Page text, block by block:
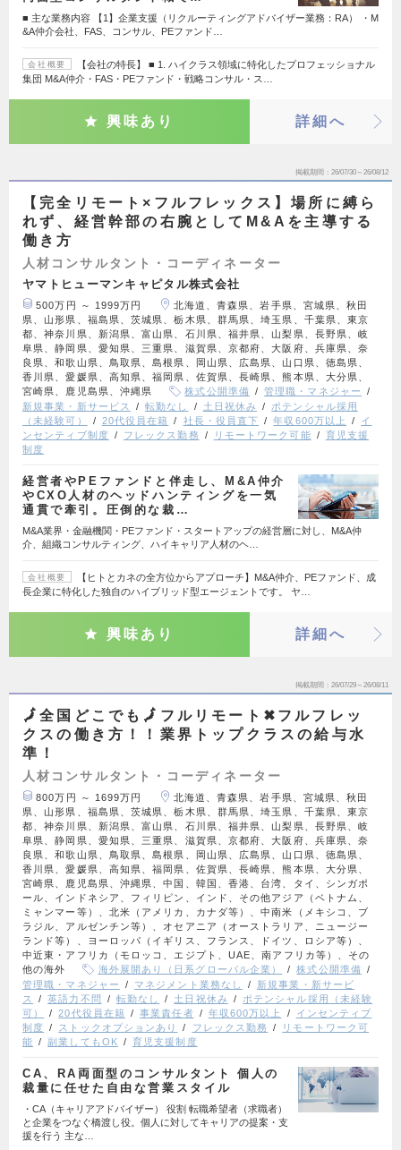
■ 主な業務内容 【1】企業支援（リクルーティングアドバイザー業務：RA） ・M
&A仲介会社、FAS、コンサル、PEファンド…
会社概要
【会社の特長】 ■ 1. ハイクラス領域に特化したプロフェッショナル
集団 M&A仲介・FAS・PEファンド・戦略コンサル・ス…
興味あり 詳細へ
掲載期間 26/07/30～26/08/12
【完全リモート×フルフレックス】場所に縛ら
れず、経営幹部の右腕としてM&Aを主導する
働き方
人材コンサルタント・コーディネーター
ヤマトヒューマンキャピタル株式会社
500万円 ～ 1999万円
北海道、青森県、岩手県、宮城県、秋田
県、山形県、福島県、茨城県、栃木県、群馬県、埼玉県、千葉県、東京
都、神奈川県、新潟県、富山県、石川県、福井県、山梨県、長野県、岐
阜県、静岡県、愛知県、三重県、滋賀県、京都府、大阪府、兵庫県、奈
良県、和歌山県、鳥取県、島根県、岡山県、広島県、山口県、徳島県、
香川県、愛媛県、高知県、福岡県、佐賀県、長崎県、熊本県、大分県、
宮崎県、鹿児島県、沖縄県
株式公開準備
管理職・マネジャー
新規事業・新サービス
転勤なし 土日祝休み
ポテンシャル採用
（未経験可）
20代役員在籍 社長・役員直下 年収600万以上
イ
ンセンティブ制度
フレックス勤務 リモートワーク可能
育児支援
制度
経営者やPEファンドと伴走し、M&A仲介
やCXO人材のヘッドハンティングを一気
通貫で牽引。圧倒的な裁…
M&A業界・金融機関・PEファンド・スタートアップの経営層に対し、M&A仲
介、組織コンサルティング、ハイキャリア人材のヘ…
会社概要
【ヒトとカネの全方位からアプローチ】M&A仲介、PEファンド、成
長企業に特化した独自のハイブリッド型エージェントです。 ヤ…
興味あり 詳細へ
掲載期間 26/07/29～26/08/11
🗾全国どこでも🗾フルリモート✖︎フルフレッ
クスの働き方！！業界トップクラスの給与水
準！
人材コンサルタント・コーディネーター
800万円 ～ 1699万円
北海道、青森県、岩手県、宮城県、秋田
県、山形県、福島県、茨城県、栃木県、群馬県、埼玉県、千葉県、東京
都、神奈川県、新潟県、富山県、石川県、福井県、山梨県、長野県、岐
阜県、静岡県、愛知県、三重県、滋賀県、京都府、大阪府、兵庫県、奈
良県、和歌山県、鳥取県、島根県、岡山県、広島県、山口県、徳島県、
香川県、愛媛県、高知県、福岡県、佐賀県、長崎県、熊本県、大分県、
宮崎県、鹿児島県、沖縄県、中国、韓国、香港、台湾、タイ、シンガポ
ール、インドネシア、フィリピン、インド、その他アジア（ベトナム、
ミャンマー等）、北米（アメリカ、カナダ等）、中南米（メキシコ、ブ
ラジル、アルゼンチン等）、オセアニア（オーストラリア、ニュージー
ランド等）、ヨーロッパ（イギリス、フランス、ドイツ、ロシア等）、
中近東・アフリカ（モロッコ、エジプト、UAE、南アフリカ等）、その
他の海外
海外展開あり（日系グローバル企業）
株式公開準備
管理職・マネジャー
マネジメント業務なし
新規事業・新サービ
ス
英語力不問 転勤なし 土日祝休み
ポテンシャル採用（未経験
可）
20代役員在籍 事業責任者 年収600万以上
インセンティブ
制度
ストックオプションあり フレックス勤務
リモートワーク可
能
副業してもOK 育児支援制度
CA、RA両面型のコンサルタント 個人の
裁量に任せた自由な営業スタイル
・CA（キャリアアドバイザー） 役割 転職希望者（求職者）
と企業をつなぐ橋渡し役。個人に対してキャリアの提案・支
援を行う 主な…